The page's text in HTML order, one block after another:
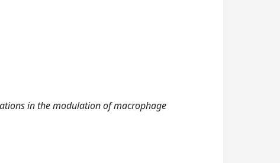
in the modulation of macrophage